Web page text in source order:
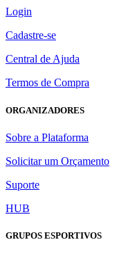
Login
Cadastre-se
Central de Ajuda
Termos de Compra
ORGANIZADORES
Sobre a Plataforma
Solicitar um Orçamento
Suporte
HUB
GRUPOS ESPORTIVOS